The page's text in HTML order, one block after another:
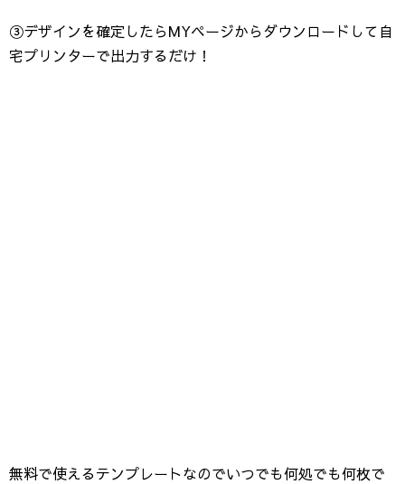
③デザインを確定したらMYページからダウンロードして自
宅プリンターで出力するだけ！
無料で使えるテンプレートなのでいつでも何処でも何枚で